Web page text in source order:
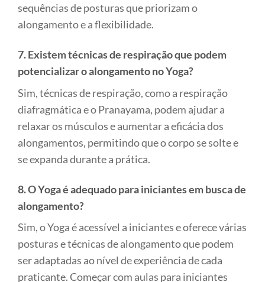
sequências de posturas que priorizam o
alongamento e a flexibilidade.
7. Existem técnicas de respiração que podem
potencializar o alongamento no Yoga?
Sim, técnicas de respiração, como a respiração
diafragmática e o Pranayama, podem ajudar a
relaxar os músculos e aumentar a eficácia dos
alongamentos, permitindo que o corpo se solte e
se expanda durante a prática.
8. O Yoga é adequado para iniciantes em busca de
alongamento?
Sim, o Yoga é acessível a iniciantes e oferece várias
posturas e técnicas de alongamento que podem
ser adaptadas ao nível de experiência de cada
praticante. Começar com aulas para iniciantes